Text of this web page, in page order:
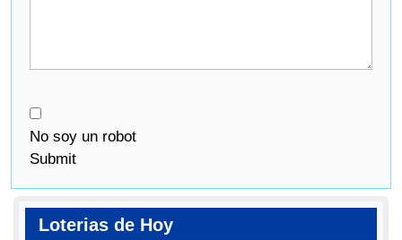
No soy un robot
Submit
Loterias de Hoy